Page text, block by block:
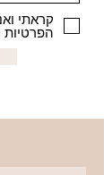
קראתי
הפרטיות